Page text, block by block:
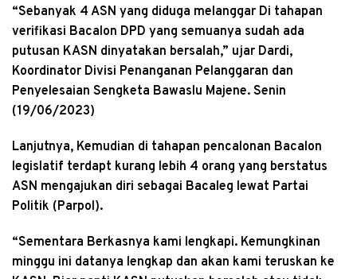
“Sebanyak 4 ASN yang diduga melanggar Di tahapan
verifikasi Bacalon DPD yang semuanya sudah ada
putusan KASN dinyatakan bersalah,” ujar Dardi,
Koordinator Divisi Penanganan Pelanggaran dan
Penyelesaian Sengketa Bawaslu Majene. Senin
(19/06/2023)
Lanjutnya, Kemudian di tahapan pencalonan Bacalon
legislatif terdapt kurang lebih 4 orang yang berstatus
ASN mengajukan diri sebagai Bacaleg lewat Partai
Politik (Parpol).
“Sementara Berkasnya kami lengkapi. Kemungkinan
minggu ini datanya lengkap dan akan kami teruskan ke